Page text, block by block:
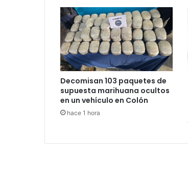
Decomisan 103 paquetes de
supuesta marihuana ocultos
en un vehículo en Colón
hace 1 hora